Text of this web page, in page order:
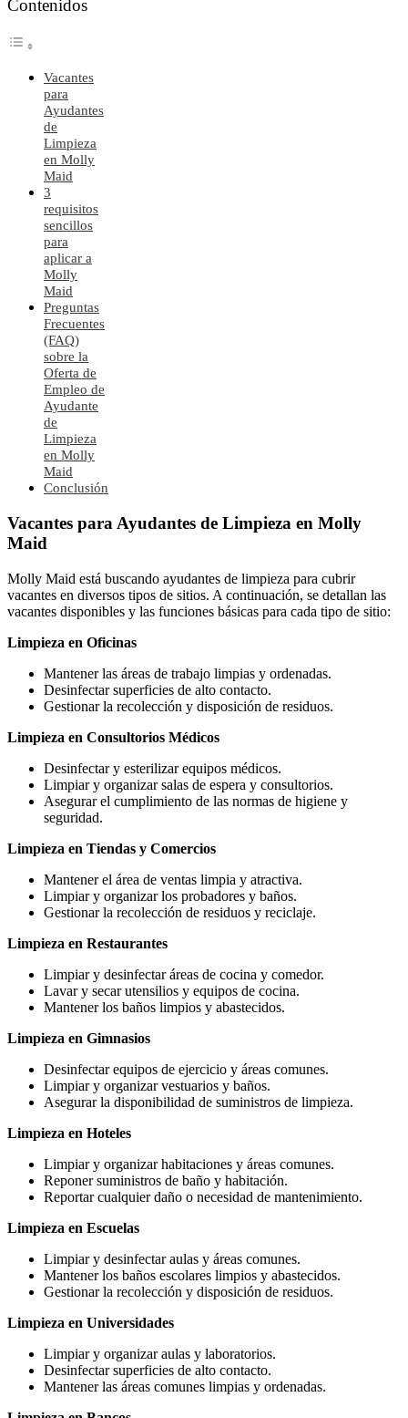
Contenidos
Vacantes
para
Ayudantes
de
Limpieza
en Molly
Maid
3
requisitos
sencillos
para
aplicar a
Molly
Maid
Preguntas
Frecuentes
(FAQ)
sobre la
Oferta de
Empleo de
Ayudante
de
Limpieza
en Molly
Maid
Conclusión
Vacantes para Ayudantes de Limpieza en Molly
Maid
Molly Maid está buscando ayudantes de limpieza para cubrir
vacantes en diversos tipos de sitios. A continuación, se detallan las
vacantes disponibles y las funciones básicas para cada tipo de sitio:
Limpieza en Oficinas
Mantener las áreas de trabajo limpias y ordenadas.
Desinfectar superficies de alto contacto.
Gestionar la recolección y disposición de residuos.
Limpieza en Consultorios Médicos
Desinfectar y esterilizar equipos médicos.
Limpiar y organizar salas de espera y consultorios.
Asegurar el cumplimiento de las normas de higiene y
seguridad.
Limpieza en Tiendas y Comercios
Mantener el área de ventas limpia y atractiva.
Limpiar y organizar los probadores y baños.
Gestionar la recolección de residuos y reciclaje.
Limpieza en Restaurantes
Limpiar y desinfectar áreas de cocina y comedor.
Lavar y secar utensilios y equipos de cocina.
Mantener los baños limpios y abastecidos.
Limpieza en Gimnasios
Desinfectar equipos de ejercicio y áreas comunes.
Limpiar y organizar vestuarios y baños.
Asegurar la disponibilidad de suministros de limpieza.
Limpieza en Hoteles
Limpiar y organizar habitaciones y áreas comunes.
Reponer suministros de baño y habitación.
Reportar cualquier daño o necesidad de mantenimiento.
Limpieza en Escuelas
Limpiar y desinfectar aulas y áreas comunes.
Mantener los baños escolares limpios y abastecidos.
Gestionar la recolección y disposición de residuos.
Limpieza en Universidades
Limpiar y organizar aulas y laboratorios.
Desinfectar superficies de alto contacto.
Mantener las áreas comunes limpias y ordenadas.